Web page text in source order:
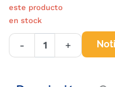
este producto
en stock
- +